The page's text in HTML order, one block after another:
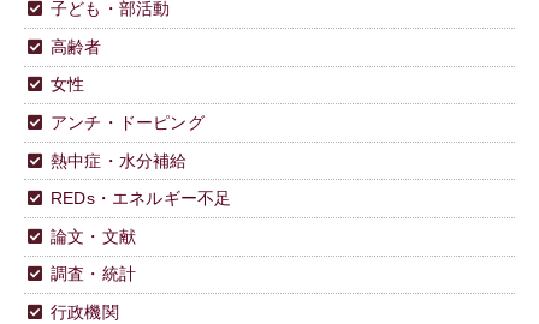
子ども・部活動
高齢者
女性
アンチ・ドーピング
熱中症・水分補給
REDs・エネルギー不足
論文・文献
調査・統計
行政機関